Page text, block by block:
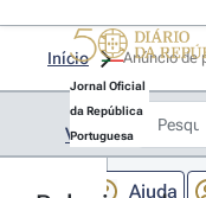
Jornal Oficial
da República
Portuguesa
Ajuda
Início
Voltar